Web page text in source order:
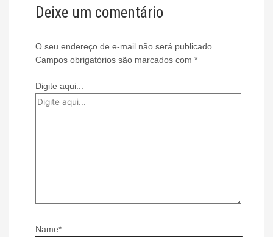
Deixe um comentário
O seu endereço de e-mail não será publicado.
Campos obrigatórios são marcados com*
Digite aqui...
Name*